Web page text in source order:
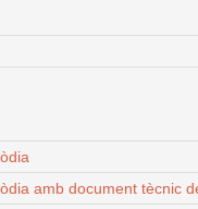
amb document tècnic